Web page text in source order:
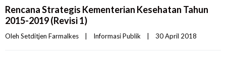
Rencana Strategis Kementerian Kesehatan Tahun
2015-2019 (Revisi 1)
Oleh Setditjen Farmalkes Informasi Publik 30 April 2018